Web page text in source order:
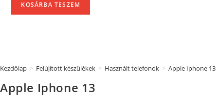
KOSÁRBA TESZEM
Kezdőlap > Felújított készülékek > Használt telefonok > Apple Iphone 13
Apple Iphone 13